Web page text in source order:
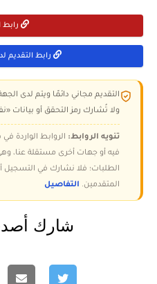
رابط
رابط التقديم
التقديم مجاني دائمًا ويتم لدى
ولا تُشارك رمز التحقق أو بيانات
تنويه الروابط: الروابط الواردة
فيه أو جهات أخرى مستقلة عنا،
الطلبات؛ فلا نشارك في التسجيل
المتقدمين. التفاصيل
شارك